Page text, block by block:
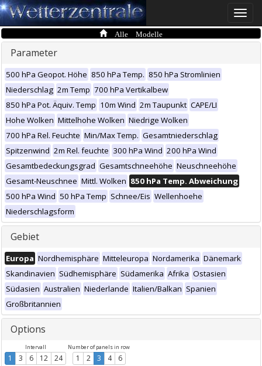
Toggle
Alle Modelle
Parameter
500 hPa Geopot. Höhe 850 hPa Temp. 850 hPa Stromlinien
Niederschlag 2m Temp 700 hPa Vertikalbew
850 hPa Pot. Äquiv. Temp 10m Wind 2m Taupunkt CAPE/LI
Hohe Wolken Mittelhohe Wolken Niedrige Wolken
700 hPa Rel. Feuchte Min/Max Temp. Gesamtniederschlag
Spitzenwind 2m Rel. feuchte 300 hPa Wind 200 hPa Wind
Gesamtbedeckungsgrad Gesamtschneehöhe Neuschneehöhe
Gesamt-Neuschnee Mittl. Wolken 850 hPa Temp. Abweichung
500 hPa Wind 50 hPa Temp Schnee/Eis Wellenhoehe
Niederschlagsform
Gebiet
Europa Nordhemisphäre Mitteleuropa Nordamerika Dänemark
Skandinavien Südhemisphäre Südamerika Afrika Ostasien
Südasien Australien Niederlande Italien/Balkan Spanien
Großbritannien
Options
Intervall
1 3 6 12 24
Number of panels in row
1 2 3 4 6